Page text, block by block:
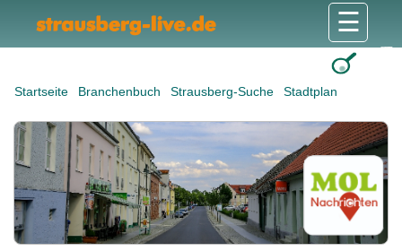
Startseite Branchenbuch Strausberg-Suche Stadtplan
☰